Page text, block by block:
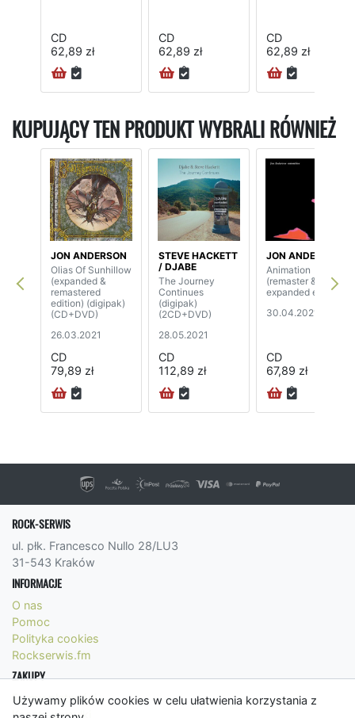
Używamy plików cookies w celu ułatwienia korzystania z
CD
62,89 zł
CD
62,89 zł
CD
62,89 zł
KUPUJĄCY TEN PRODUKT WYBRALI RÓWNIEŻ
JON ANDERSON
Olias Of Sunhillow
(expanded &
remastered
edition) (digipak)
(CD+DVD)
26.03.2021
CD
79,89 zł
STEVE HACKETT
/ DJABE
The Journey
Continues
(digipak)
(2CD+DVD)
28.05.2021
CD
112,89 zł
JON ANDERSON
Animation
(remaster &
expanded edition)
30.04.2021
CD
67,89 zł
ROCK-SERWIS
ul. płk. Francesco Nullo 28/LU3
31-543 Kraków
INFORMACJE
O nas
Pomoc
Polityka cookies
Rockserwis.fm
ZAKUPY
Formy płatności
Koszty wysyłki